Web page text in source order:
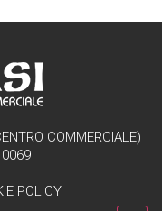
COMMERCIALE)
POLICY